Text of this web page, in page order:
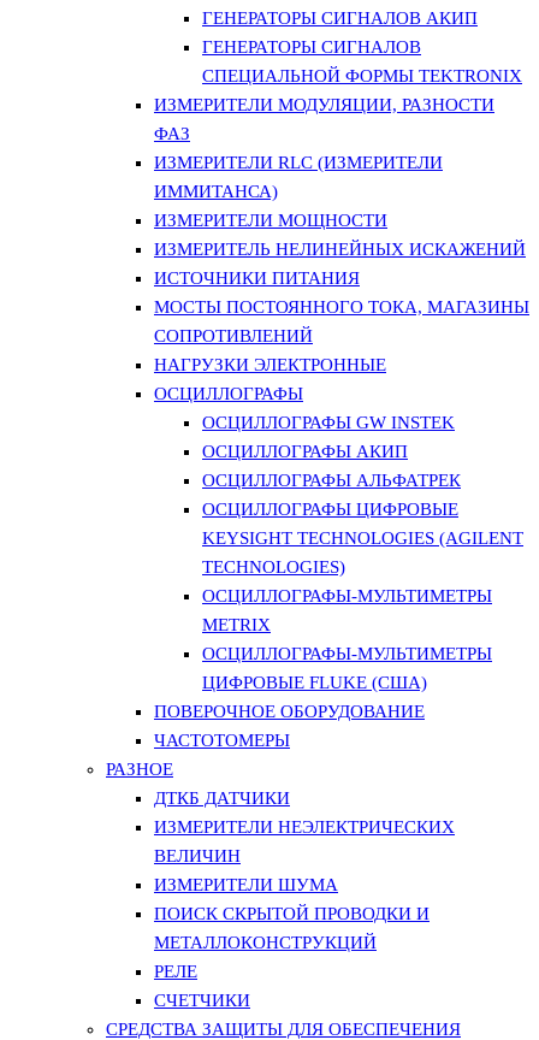
ГЕНЕРАТОРЫ СИГНАЛОВ АКИП
ГЕНЕРАТОРЫ СИГНАЛОВ
СПЕЦИАЛЬНОЙ ФОРМЫ TEKTRONIX
ИЗМЕРИТЕЛИ МОДУЛЯЦИИ, РАЗНОСТИ
ФАЗ
ИЗМЕРИТЕЛИ RLC (ИЗМЕРИТЕЛИ
ИММИТАНСА)
ИЗМЕРИТЕЛИ МОЩНОСТИ
ИЗМЕРИТЕЛЬ НЕЛИНЕЙНЫХ ИСКАЖЕНИЙ
ИСТОЧНИКИ ПИТАНИЯ
МОСТЫ ПОСТОЯННОГО ТОКА, МАГАЗИНЫ
СОПРОТИВЛЕНИЙ
НАГРУЗКИ ЭЛЕКТРОННЫЕ
ОСЦИЛЛОГРАФЫ
ОСЦИЛЛОГРАФЫ GW INSTEK
ОСЦИЛЛОГРАФЫ АКИП
ОСЦИЛЛОГРАФЫ АЛЬФАТРЕК
ОСЦИЛЛОГРАФЫ ЦИФРОВЫЕ
KEYSIGHT TECHNOLOGIES (AGILENT
TECHNOLOGIES)
ОСЦИЛЛОГРАФЫ-МУЛЬТИМЕТРЫ
METRIX
ОСЦИЛЛОГРАФЫ-МУЛЬТИМЕТРЫ
ЦИФРОВЫЕ FLUKE (США)
ПОВЕРОЧНОЕ ОБОРУДОВАНИЕ
ЧАСТОТОМЕРЫ
РАЗНОЕ
ДТКБ ДАТЧИКИ
ИЗМЕРИТЕЛИ НЕЭЛЕКТРИЧЕСКИХ
ВЕЛИЧИН
ИЗМЕРИТЕЛИ ШУМА
ПОИСК СКРЫТОЙ ПРОВОДКИ И
МЕТАЛЛОКОНСТРУКЦИЙ
РЕЛЕ
СЧЕТЧИКИ
СРЕДСТВА ЗАЩИТЫ ДЛЯ ОБЕСПЕЧЕНИЯ